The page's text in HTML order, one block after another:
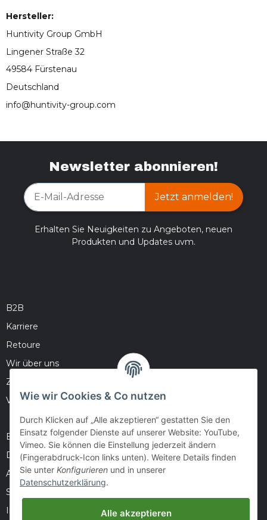
Hersteller:
Huntivity Group GmbH
Lingener Straße 32
49584 Fürstenau
Deutschland
info@huntivity-group.com
Newsletter abonnieren!
Jetzt anmelden!
Erhalten Sie Neuigkeiten zu Angeboten, neuen
Produkten und Updates uvm.
B2B
Karriere
Retoure
Wir über uns
Zahlungsmöglichkeiten
Versandinformationen
Barrierefreiheitserklärung
Datenschutz
AGB
Sitemap
Impressum
Wie wir Cookies & Co nutzen
Durch Klicken auf „Alle akzeptieren“ gestatten Sie den
Einsatz folgender Dienste auf unserer Website: YouTube,
Vimeo. Sie können die Einstellung jederzeit ändern
(Fingerabdruck-Icon links unten). Weitere Details finden
Sie unter Konfigurieren und in unserer
Datenschutzerklärung.
Alle akzeptieren